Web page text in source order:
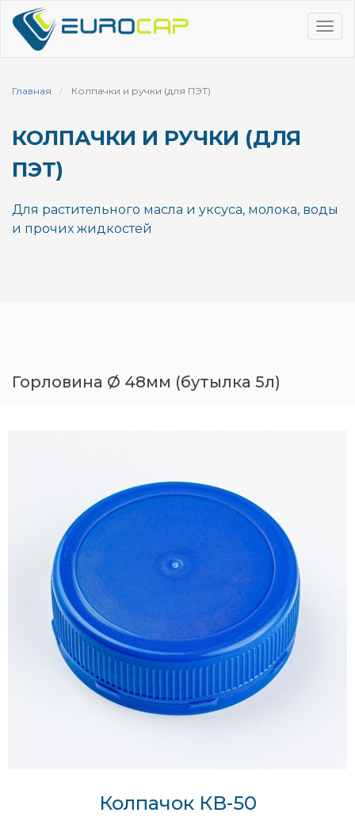
Перейти
основному
Главная Колпачки и ручки (для ПЭТ)
КОЛПАЧКИ И РУЧКИ (ДЛЯ
ПЭТ)
Для растительного масла и уксуса, молока, воды
и прочих жидкостей
Горловина Ø 48мм (бутылка 5л)
Колпачок КВ-50